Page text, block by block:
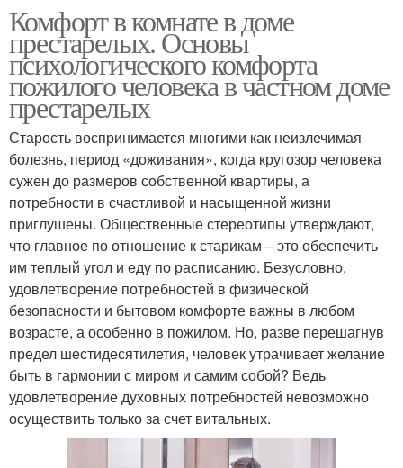
Комфорт в комнате в доме
престарелых. Основы
психологического комфорта
пожилого человека в частном доме
престарелых
Старость воспринимается многими как неизлечимая
болезнь, период «доживания», когда кругозор человека
сужен до размеров собственной квартиры, а
потребности в счастливой и насыщенной жизни
приглушены. Общественные стереотипы утверждают,
что главное по отношение к старикам – это обеспечить
им теплый угол и еду по расписанию. Безусловно,
удовлетворение потребностей в физической
безопасности и бытовом комфорте важны в любом
возрасте, а особенно в пожилом. Но, разве перешагнув
предел шестидесятилетия, человек утрачивает желание
быть в гармонии с миром и самим собой? Ведь
удовлетворение духовных потребностей невозможно
осуществить только за счет витальных.